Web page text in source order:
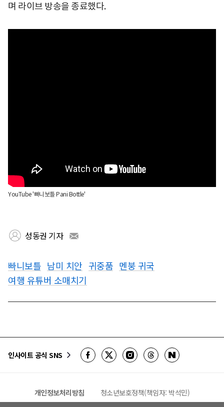
며 라이브 방송을 종료했다.
YouTube '빠니보틀 Pani Bottle'
성동권 기자
빠니보틀 남미 치안 귀중품 멘붕 귀국
여행 유튜버 소매치기
인사이트 공식 SNS
개인정보처리방침
청소년보호정책(책임자: 박석민)